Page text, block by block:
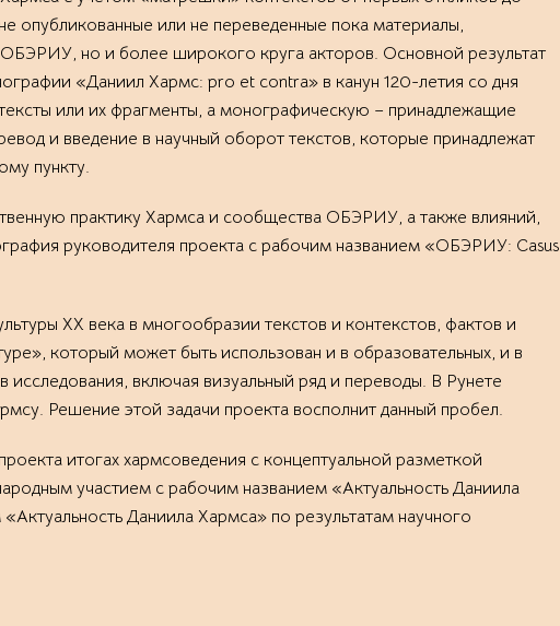
опубликованные или не переведенные пока материалы,
но и более широкого круга акторов. Основной результат
«Даниил Хармс: pro et contra» в канун 120-летия со дня
или их фрагменты, а монографическую – принадлежащие
и введение в научный оборот текстов, которые принадлежат
пункту.
практику Хармса и сообщества ОБЭРИУ, а также влияний,
руководителя проекта с рабочим названием «ОБЭРИУ: Casus
XX века в многообразии текстов и контекстов, фактов и
который может быть использован и в образовательных, и в
исследования, включая визуальный ряд и переводы. В Рунете
Решение этой задачи проекта восполнит данный пробел.
итогах хармсоведения с концептуальной разметкой
участием с рабочим названием «Актуальность Даниила
Даниила Хармса» по результатам научного